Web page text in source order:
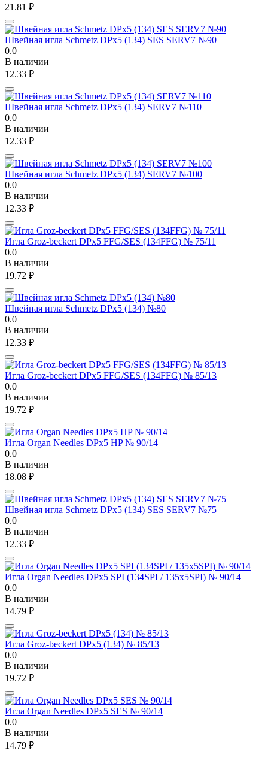
21.81 ₽
Швейная игла Schmetz DPx5 (134) SES SERV7 №90
0.0
В наличии
12.33 ₽
Швейная игла Schmetz DPx5 (134) SERV7 №110
0.0
В наличии
12.33 ₽
Швейная игла Schmetz DPx5 (134) SERV7 №100
0.0
В наличии
12.33 ₽
Игла Groz-beckert DPx5 FFG/SES (134FFG) № 75/11
0.0
В наличии
19.72 ₽
Швейная игла Schmetz DPx5 (134) №80
0.0
В наличии
12.33 ₽
Игла Groz-beckert DPx5 FFG/SES (134FFG) № 85/13
0.0
В наличии
19.72 ₽
Игла Organ Needles DPx5 HP № 90/14
0.0
В наличии
18.08 ₽
Швейная игла Schmetz DPx5 (134) SES SERV7 №75
0.0
В наличии
12.33 ₽
Игла Organ Needles DPx5 SPI (134SPI / 135x5SPI) № 90/14
0.0
В наличии
14.79 ₽
Игла Groz-beckert DPx5 (134) № 85/13
0.0
В наличии
19.72 ₽
Игла Organ Needles DPx5 SES № 90/14
0.0
В наличии
14.79 ₽